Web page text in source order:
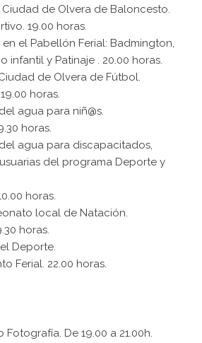
de Olvera de Baloncesto.
19.00 horas.
el Pabellón Ferial: Badmington,
infantil y Patinaje . 20.00 horas.
de Olvera de Fútbol.
horas.
agua para niñ@s.
horas.
agua para discapacitados,
del programa Deporte y
horas.
local de Natación.
horas.
Deporte.
Ferial. 22.00 horas.
Fotografía. De 19.00 a 21.00h.